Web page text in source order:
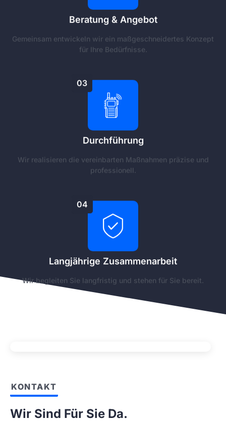
Beratung & Angebot
Gemeinsam entwickeln wir ein maßgeschneidertes Konzept
für Ihre Bedürfnisse.
03
Durchführung
Wir realisieren die vereinbarten Maßnahmen präzise und
professionell.
04
Langjährige Zusammenarbeit
Wir begleiten Sie langfristig und stehen für Sie bereit.
KONTAKT
Wir Sind Für Sie Da.